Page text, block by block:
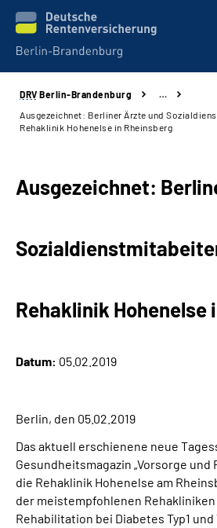
Aktuelles
Karriere
Online-Services
Inhalte in Gebärdensprache (DGS)
Suche
Mein
DRV Berlin-Brandenburg
…
Ausgezeichnet: Berliner Ärzte und
Rehaklinik Hohenelse in Rheinsberg
Ausgezeichnet:
Rehaklinik Hohenelse
Datum: 05.02.2019
Berlin, den 05.02.2019
Das aktuell erschienene neue
Gesundheitsmagazin „Vorsorge und
die Rehaklinik Hohenelse am
der meistempfohlenen
Rehabilitation bei Diabetes Typ1 und